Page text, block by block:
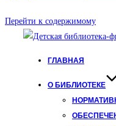
Перейти к содержимому
ГЛАВНАЯ
О БИБЛИОТЕКЕ